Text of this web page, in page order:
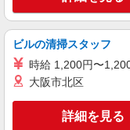
（株）ウィルオブ・ワ
高齢
キープ
ビルの清掃スタッフ
時給 1,200円〜
大阪市北区
詳細を見る